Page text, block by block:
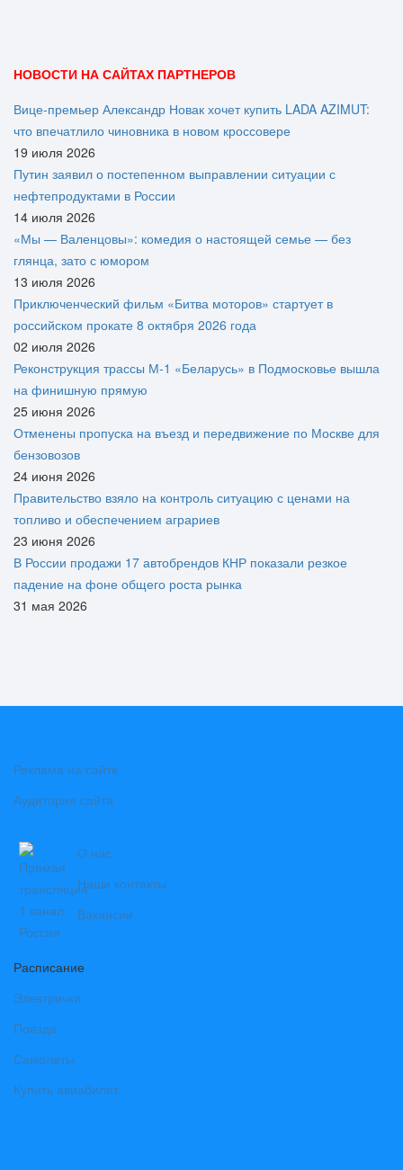
НОВОСТИ НА САЙТАХ ПАРТНЕРОВ
Вице‑премьер Александр Новак хочет купить LADA AZIMUT:
что впечатлило чиновника в новом кроссовере
19 июля 2026
Путин заявил о постепенном выправлении ситуации с
нефтепродуктами в России
14 июля 2026
«Мы — Валенцовы»: комедия о настоящей семье — без
глянца, зато с юмором
13 июля 2026
Приключенческий фильм «Битва моторов» стартует в
российском прокате 8 октября 2026 года
02 июля 2026
Реконструкция трассы М-1 «Беларусь» в Подмосковье вышла
на финишную прямую
25 июня 2026
Отменены пропуска на въезд и передвижение по Москве для
бензовозов
24 июня 2026
Правительство взяло на контроль ситуацию с ценами на
топливо и обеспечением аграриев
23 июня 2026
В России продажи 17 автобрендов КНР показали резкое
падение на фоне общего роста рынка
31 мая 2026
Реклама на сайте
Аудитория сайта
О нас
Наши контакты
Вакансии
Расписание
Электрички
Поезда
Самолеты
Купить авиабилет